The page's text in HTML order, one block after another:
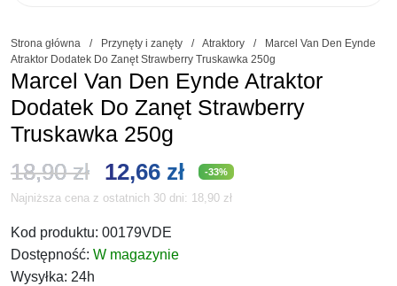
Strona główna / Przynęty i zanęty / Atraktory /
Marcel Van Den Eynde
Atraktor Dodatek Do Zanęt Strawberry Truskawka 250g
Marcel Van Den Eynde Atraktor
Dodatek Do Zanęt Strawberry
Truskawka 250g
18,90zł Pierwotna
cena
wynosiła:
12,66 złAktualna
cena
-33%
Najniższa cena z ostatnich 30 dni: 18,90 zł
Kod produktu: 00179VDE
Dostępność: W magazynie
Wysyłka: 24h